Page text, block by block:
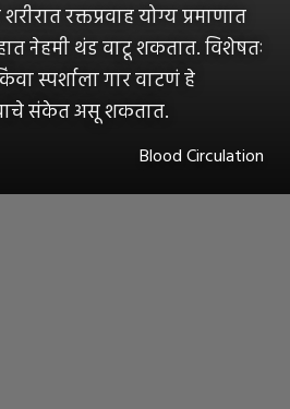
रक्तप्रवाह योग्य प्रमाणात
नेहमी थंड वाटू शकतात. विशेषतः
स्पर्शाला गार वाटणं हे
संकेत असू शकतात.
Blood Circulation